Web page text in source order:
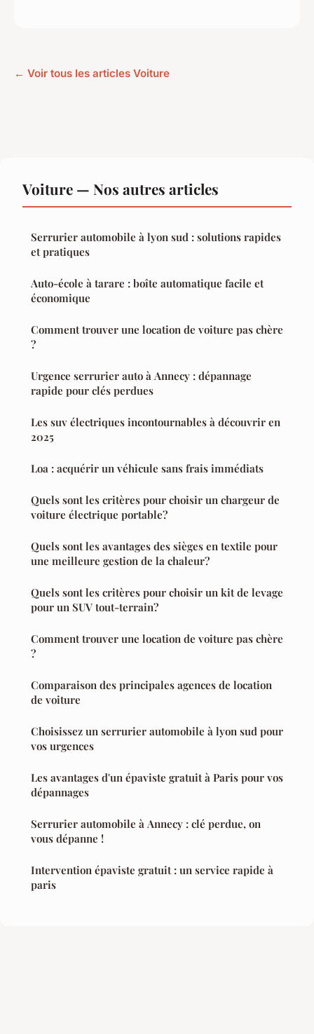
← Voir tous les articles Voiture
Voiture — Nos autres articles
Serrurier automobile à lyon sud : solutions rapides
et pratiques
Auto-école à tarare : boîte automatique facile et
économique
Comment trouver une location de voiture pas chère
?
Urgence serrurier auto à Annecy : dépannage
rapide pour clés perdues
Les suv électriques incontournables à découvrir en
2025
Loa : acquérir un véhicule sans frais immédiats
Quels sont les critères pour choisir un chargeur de
voiture électrique portable?
Quels sont les avantages des sièges en textile pour
une meilleure gestion de la chaleur?
Quels sont les critères pour choisir un kit de levage
pour un SUV tout-terrain?
Comment trouver une location de voiture pas chère
?
Comparaison des principales agences de location
de voiture
Choisissez un serrurier automobile à lyon sud pour
vos urgences
Les avantages d'un épaviste gratuit à Paris pour vos
dépannages
Serrurier automobile à Annecy : clé perdue, on
vous dépanne !
Intervention épaviste gratuit : un service rapide à
paris